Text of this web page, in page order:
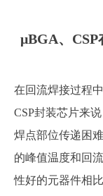
μBGA、
在回流焊接过程
CSP封装芯片来
焊点部位传递困
的峰值温度和回
性好的元器件相